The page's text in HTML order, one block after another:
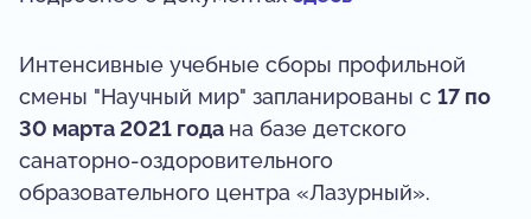
Интенсивные учебные сборы профильной
смены "Научный мир" запланированы с 17 по
30 марта 2021 года на базе детского
санаторно-оздоровительного
образовательного центра «Лазурный».